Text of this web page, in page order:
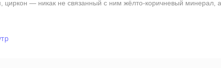
— никак не связанный с ним жёлто-коричневый минерал,